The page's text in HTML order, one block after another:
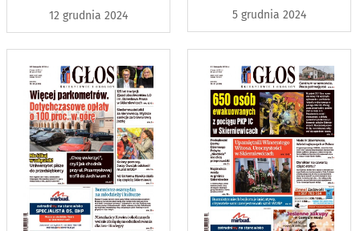
12 grudnia 2024 5 grudnia 2024